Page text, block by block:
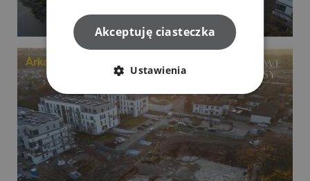
Akceptuję ciasteczka
Ustawienia